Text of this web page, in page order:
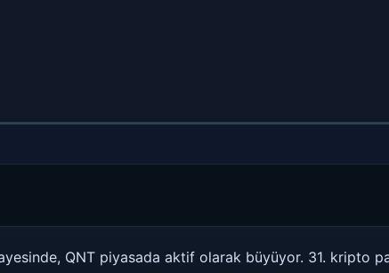
QNT piyasada aktif olarak büyüyor. 31. kripto